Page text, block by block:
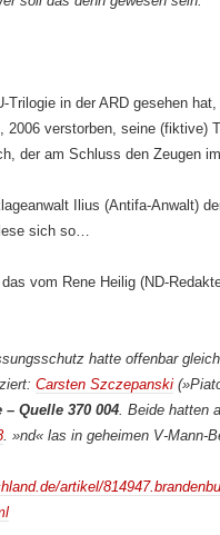
Trilogie in der ARD gesehen
2006 verstorben, seine (fiktive)
der am Schluss den Zeugen
Ilius (Antifa-Anwalt)
sich so…
vom Rene Heilig (ND-
hatte offenbar
Carsten Szczepanski
Quelle 370 004. Beide hatten
. »nd« las in geheimen V-Mann-
artikel/